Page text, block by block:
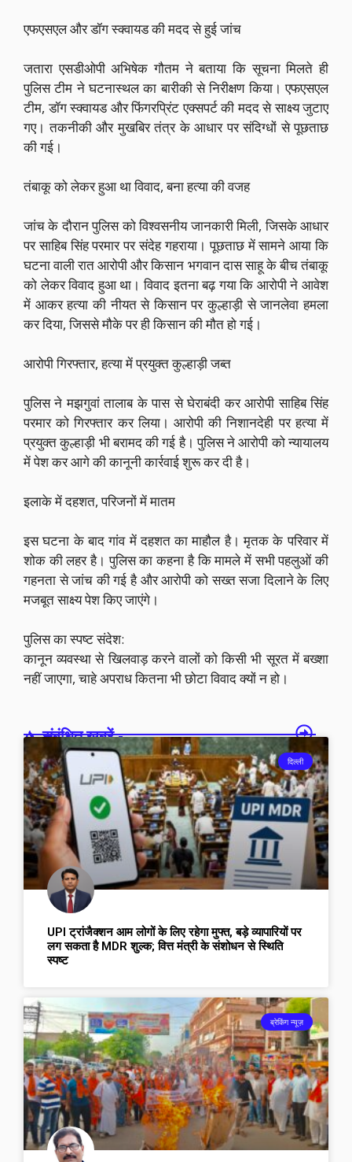
एफएसएल और डॉग स्क्वायड की मदद से हुई जांच
जतारा एसडीओपी अभिषेक गौतम ने बताया कि सूचना मिलते ही
पुलिस टीम ने घटनास्थल का बारीकी से निरीक्षण किया। एफएसएल
टीम, डॉग स्क्वायड और फिंगरप्रिंट एक्सपर्ट की मदद से साक्ष्य जुटाए
गए। तकनीकी और मुखबिर तंत्र के आधार पर संदिग्धों से पूछताछ
की गई।
तंबाकू को लेकर हुआ था विवाद, बना हत्या की वजह
जांच के दौरान पुलिस को विश्वसनीय जानकारी मिली, जिसके आधार
पर साहिब सिंह परमार पर संदेह गहराया। पूछताछ में सामने आया कि
घटना वाली रात आरोपी और किसान भगवान दास साहू के बीच तंबाकू
को लेकर विवाद हुआ था। विवाद इतना बढ़ गया कि आरोपी ने आवेश
में आकर हत्या की नीयत से किसान पर कुल्हाड़ी से जानलेवा हमला
कर दिया, जिससे मौके पर ही किसान की मौत हो गई।
आरोपी गिरफ्तार, हत्या में प्रयुक्त कुल्हाड़ी जब्त
पुलिस ने मझगुवां तालाब के पास से घेराबंदी कर आरोपी साहिब सिंह
परमार को गिरफ्तार कर लिया। आरोपी की निशानदेही पर हत्या में
प्रयुक्त कुल्हाड़ी भी बरामद की गई है। पुलिस ने आरोपी को न्यायालय
में पेश कर आगे की कानूनी कार्रवाई शुरू कर दी है।
इलाके में दहशत, परिजनों में मातम
इस घटना के बाद गांव में दहशत का माहौल है। मृतक के परिवार में
शोक की लहर है। पुलिस का कहना है कि मामले में सभी पहलुओं की
गहनता से जांच की गई है और आरोपी को सख्त सजा दिलाने के लिए
मजबूत साक्ष्य पेश किए जाएंगे।
पुलिस का स्पष्ट संदेश:
कानून व्यवस्था से खिलवाड़ करने वालों को किसी भी सूरत में बख्शा
नहीं जाएगा, चाहे अपराध कितना भी छोटा विवाद क्यों न हो।
संबंधित खबरें -
दिल्ली
UPI ट्रांजैक्शन आम लोगों के लिए रहेगा मुफ्त, बड़े व्यापारियों पर
लग सकता है MDR शुल्क; वित्त मंत्री के संशोधन से स्थिति
स्पष्ट
ब्रेकिंग न्यूज़